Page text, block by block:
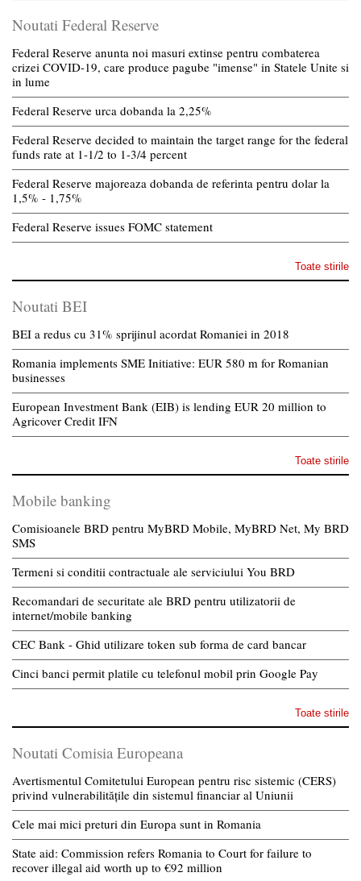
Noutati Federal Reserve
Federal Reserve anunta noi masuri extinse pentru combaterea
crizei COVID-19, care produce pagube "imense" in Statele Unite si
in lume
Federal Reserve urca dobanda la 2,25%
Federal Reserve decided to maintain the target range for the federal
funds rate at 1-1/2 to 1-3/4 percent
Federal Reserve majoreaza dobanda de referinta pentru dolar la
1,5% - 1,75%
Federal Reserve issues FOMC statement
Toate stirile
Noutati BEI
BEI a redus cu 31% sprijinul acordat Romaniei in 2018
Romania implements SME Initiative: EUR 580 m for Romanian
businesses
European Investment Bank (EIB) is lending EUR 20 million to
Agricover Credit IFN
Toate stirile
Mobile banking
Comisioanele BRD pentru MyBRD Mobile, MyBRD Net, My BRD
SMS
Termeni si conditii contractuale ale serviciului You BRD
Recomandari de securitate ale BRD pentru utilizatorii de
internet/mobile banking
CEC Bank - Ghid utilizare token sub forma de card bancar
Cinci banci permit platile cu telefonul mobil prin Google Pay
Toate stirile
Noutati Comisia Europeana
Avertismentul Comitetului European pentru risc sistemic (CERS)
privind vulnerabilitățile din sistemul financiar al Uniunii
Cele mai mici preturi din Europa sunt in Romania
State aid: Commission refers Romania to Court for failure to
recover illegal aid worth up to €92 million